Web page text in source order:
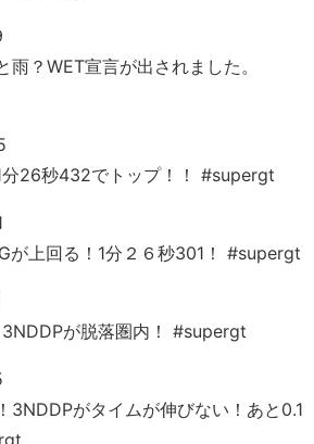
雨？WET宣言が出されました。
分26秒432でトップ！！ #supergt
が上回る！1分２６秒301！ #supergt
が脱落圏内！ #supergt
3NDDPがタイムが伸びない！あと0.1